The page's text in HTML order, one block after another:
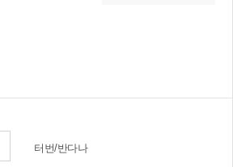
터번/반다나